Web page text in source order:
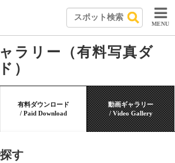
MENU
ラリー（有料写真ダ
）
有料ダウンロード
/ Paid Download
動画ギャラリー
/ Video Gallery
す